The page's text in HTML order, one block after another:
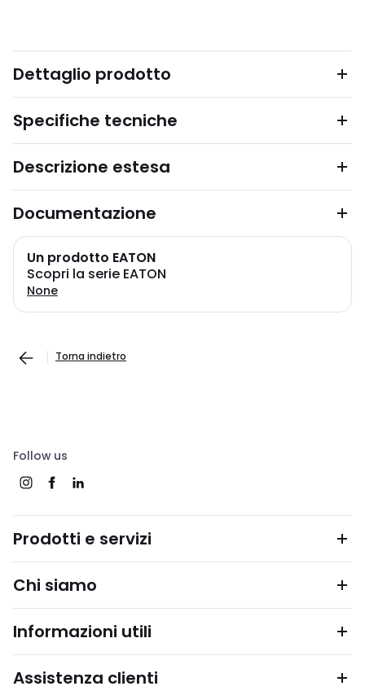
Dettaglio prodotto
Specifiche tecniche
Descrizione estesa
Documentazione
Un prodotto EATON
Scopri la serie EATON
None
Torna indietro
Follow us
Prodotti e servizi
Chi siamo
Informazioni utili
Assistenza clienti